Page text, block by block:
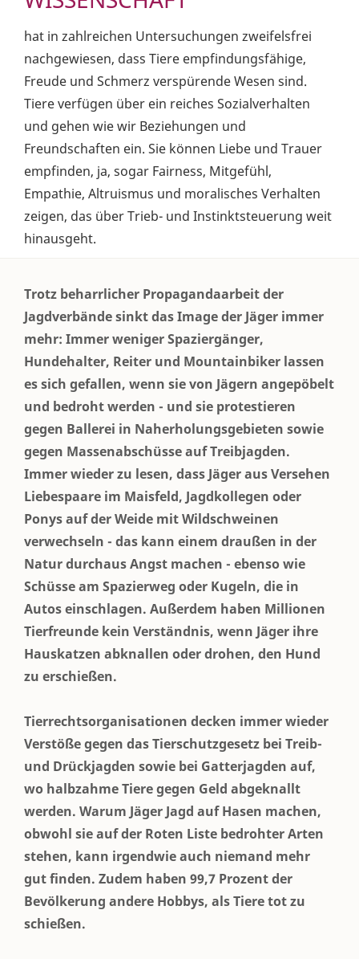
hat in zahlreichen Untersuchungen zweifelsfrei
nachgewiesen, dass Tiere empfindungsfähige,
Freude und Schmerz verspürende Wesen sind.
Tiere verfügen über ein reiches Sozialverhalten
und gehen wie wir Beziehungen und
Freundschaften ein. Sie können Liebe und Trauer
empfinden, ja, sogar Fairness, Mitgefühl,
Empathie, Altruismus und moralisches Verhalten
zeigen, das über Trieb- und Instinktsteuerung weit
hinausgeht.
Trotz beharrlicher Propagandaarbeit der
Jagdverbände sinkt das Image der Jäger immer
mehr: Immer weniger Spaziergänger,
Hundehalter, Reiter und Mountainbiker lassen
es sich gefallen, wenn sie von Jägern angepöbelt
und bedroht werden - und sie protestieren
gegen Ballerei in Naherholungsgebieten sowie
gegen Massenabschüsse auf Treibjagden.
Immer wieder zu lesen, dass Jäger aus Versehen
Liebespaare im Maisfeld, Jagdkollegen oder
Ponys auf der Weide mit Wildschweinen
verwechseln - das kann einem draußen in der
Natur durchaus Angst machen - ebenso wie
Schüsse am Spazierweg oder Kugeln, die in
Autos einschlagen. Außerdem haben Millionen
Tierfreunde kein Verständnis, wenn Jäger ihre
Hauskatzen abknallen oder drohen, den Hund
zu erschießen.
Tierrechtsorganisationen decken immer wieder
Verstöße gegen das Tierschutzgesetz bei Treib-
und Drückjagden sowie bei Gatterjagden auf,
wo halbzahme Tiere gegen Geld abgeknallt
werden. Warum Jäger Jagd auf Hasen machen,
obwohl sie auf der Roten Liste bedrohter Arten
stehen, kann irgendwie auch niemand mehr
gut finden. Zudem haben 99,7 Prozent der
Bevölkerung andere Hobbys, als Tiere tot zu
schießen.